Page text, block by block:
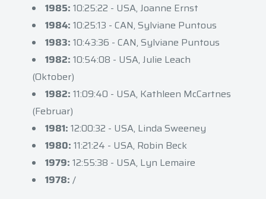
1985: 10:25:22 - USA, Joanne Ernst
1984: 10:25:13 - CAN, Sylviane Puntous
1983: 10:43:36 - CAN, Sylviane Puntous
1982: 10:54:08 - USA, Julie Leach
(Oktober)
1982: 11:09:40 - USA, Kathleen McCartnes
(Februar)
1981: 12:00:32 - USA, Linda Sweeney
1980: 11:21:24 - USA, Robin Beck
1979: 12:55:38 - USA, Lyn Lemaire
1978: /